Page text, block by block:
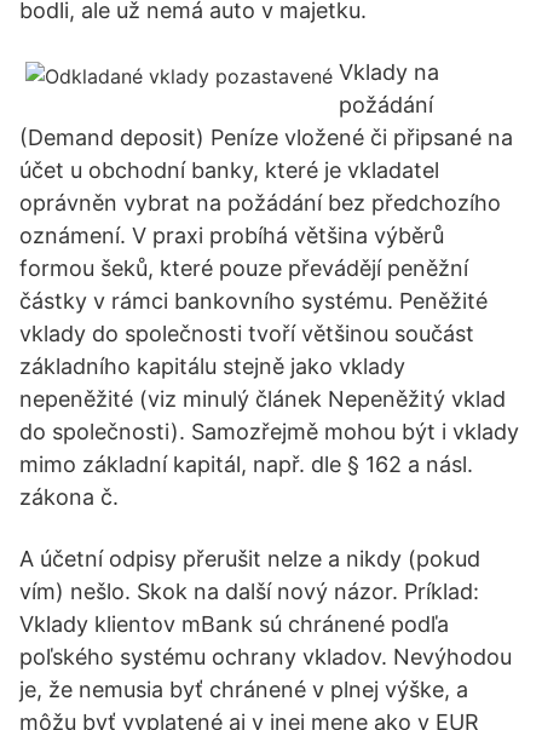
bodli, ale už nemá auto v majetku.
Vklady na
požádání
(Demand deposit) Peníze vložené či připsané na
účet u obchodní banky, které je vkladatel
oprávněn vybrat na požádání bez předchozího
oznámení. V praxi probíhá většina výběrů
formou šeků, které pouze převádějí peněžní
částky v rámci bankovního systému. Peněžité
vklady do společnosti tvoří většinou součást
základního kapitálu stejně jako vklady
nepeněžité (viz minulý článek Nepeněžitý vklad
do společnosti). Samozřejmě mohou být i vklady
mimo základní kapitál, např. dle § 162 a násl.
zákona č.
A účetní odpisy přerušit nelze a nikdy (pokud
vím) nešlo. Skok na další nový názor. Príklad:
Vklady klientov mBank sú chránené podľa
poľského systému ochrany vkladov. Nevýhodou
je, že nemusia byť chránené v plnej výške, a
môžu byť vyplatené aj v inej mene ako v EUR